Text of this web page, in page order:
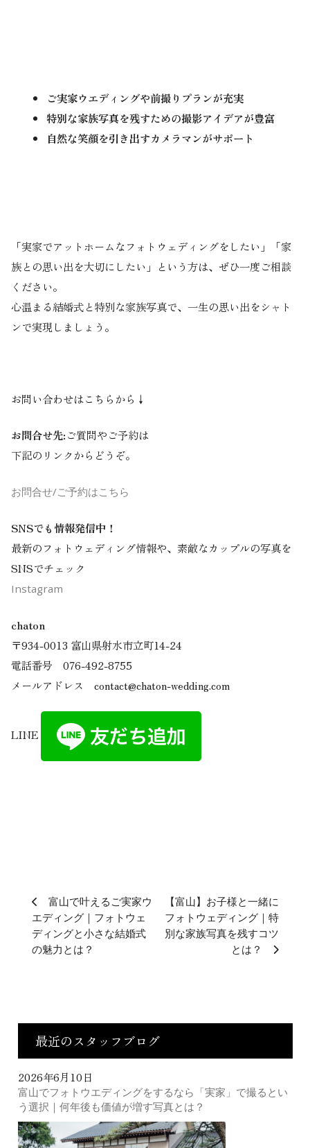
ご実家ウエディングや前撮りプランが充実
特別な家族写真を残すための撮影アイデアが豊富
自然な笑顔を引き出すカメラマンがサポート
「実家でアットホームなフォトウェディングをしたい」「家
族との思い出を大切にしたい」という方は、ぜひ一度ご相談
ください。
心温まる結婚式と特別な家族写真で、一生の思い出をシャト
ンで実現しましょう。
お問い合わせはこちらから↓
お問合せ先:ご質問やご予約は
下記のリンクからどうぞ。
お問合せ/ご予約はこちら
SNSでも情報発信中！
最新のフォトウェディング情報や、素敵なカップルの写真を
SNSでチェック
Instagram
chaton
〒934-0013 富山県射水市立町14-24
電話番号 076-492-8755
メールアドレス contact@chaton-wedding.com
LINE
富山で叶えるご実家ウ
エディング｜フォトウェ
ディングと小さな結婚式
の魅力とは？
【富山】お子様と一緒に
フォトウェディング｜特
別な家族写真を残すコツ
とは？
最近のスタッフブログ
2026年6月10日
富山でフォトウエディングをするなら「実家」で撮るとい
う選択｜何年後も価値が増す写真とは？